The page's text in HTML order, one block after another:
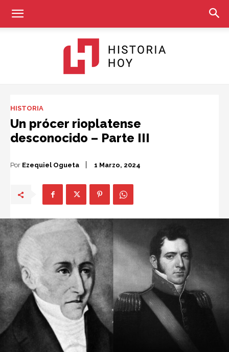
Hoy
HISTORIA
Un prócer rioplatense
desconocido – Parte III
Por Ezequiel Ogueta 1 Marzo, 2024